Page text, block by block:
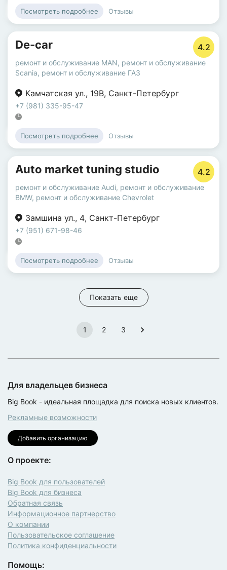
Посмотреть подробнее Отзывы
De-car 4.2
ремонт и обслуживание MAN, ремонт и обслуживание
Scania, ремонт и обслуживание ГАЗ
Камчатская ул., 19В, Санкт-Петербург
+7 (981) 335-95-47
Посмотреть подробнее Отзывы
Auto market tuning studio 4.2
ремонт и обслуживание Audi, ремонт и обслуживание
BMW, ремонт и обслуживание Chevrolet
Замшина ул., 4, Санкт-Петербург
+7 (951) 671-98-46
Посмотреть подробнее Отзывы
Показать еще
1 2 3
Для владельцев бизнеса
Big Book - идеальная площадка для поиска новых клиентов.
Рекламные возможности
Добавить организацию
О проекте:
Big Book для пользователей
Big Book для бизнеса
Обратная связь
Информационное партнерство
О компании
Пользовательское соглашение
Политика конфиденциальности
Помощь: